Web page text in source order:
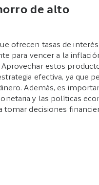
de alto
ofrecen tasas de
para vencer a la
estos
efectiva, ya que
Además, es
y las políticas
tomar decisiones